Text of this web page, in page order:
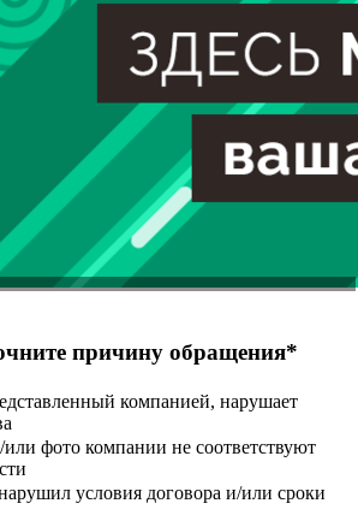
причину обращения*
компанией, нарушает
фото компании не соответствуют
условия договора и/или сроки